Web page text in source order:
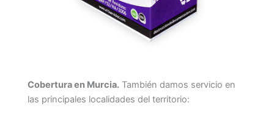
Cobertura en Murcia. También damos servicio en
las principales localidades del territorio: